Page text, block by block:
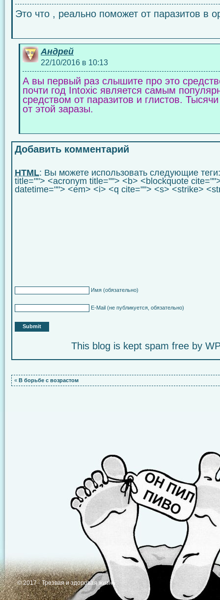
Это что , реально поможет от паразитов в
Андрей
22/10/2016 в 10:13
А вы первый раз слышите про это
почти год Intoxic является самым
средством от паразитов и глистов.
от этой заразы.
Добавить комментарий
HTML: Вы можете использовать следующие
title=""> <acronym title=""> <b> <blockquote
datetime=""> <em> <i> <q cite=""> <s> <strike>
Имя (обязательно)
E-Mail (не публикуется, обязательно)
This blog is kept spam free by
« В борьбе с возрастом
© 2017 - Трезвая и здоровая жизнь